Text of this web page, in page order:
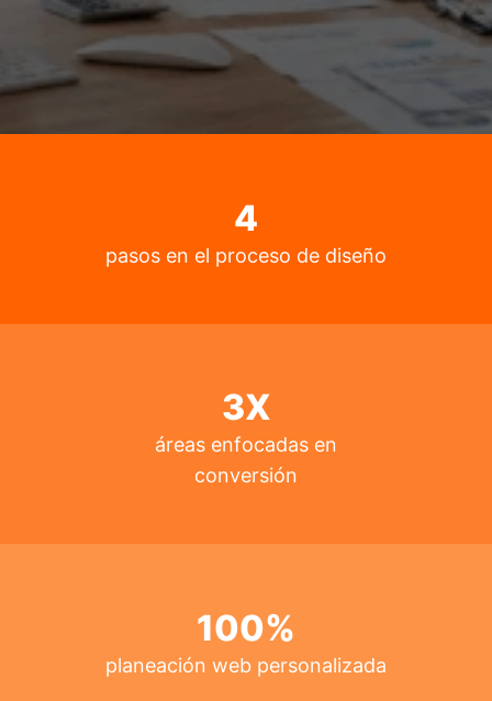
4
pasos en el proceso de diseño
3X
áreas enfocadas en
conversión
100%
planeación web personalizada